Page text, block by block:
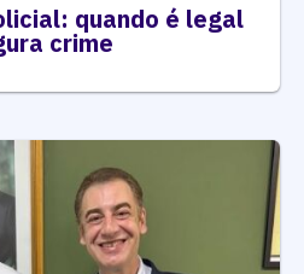
quando é legal
crime